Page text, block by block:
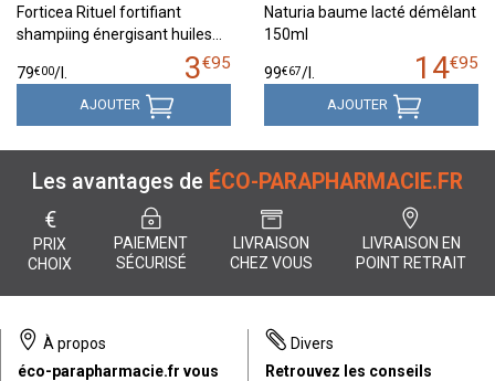
Forticea Rituel fortifiant
shampiing énergisant huiles…
3€95
79€00/
AJOUTER
Naturia baume lacté démêlant
150ml
14€95
99€67/
AJOUTER
Les avantages de ÉCO-PARAPHARMACIE.FR
€
PRIX
CHOIX
PAIEMENT
SÉCURISÉ
LIVRAISON
CHEZ VOUS
LIVRAISON EN
POINT RETRAIT
À propos
éco-parapharmacie.fr vous
Divers
Retrouvez les conseils